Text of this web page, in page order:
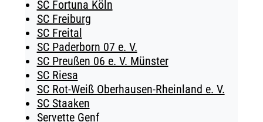
SC Fortuna Köln
SC Freiburg
SC Freital
SC Paderborn 07 e. V.
SC Preußen 06 e. V. Münster
SC Riesa
SC Rot-Weiß Oberhausen-Rheinland e. V.
SC Staaken
Servette Genf